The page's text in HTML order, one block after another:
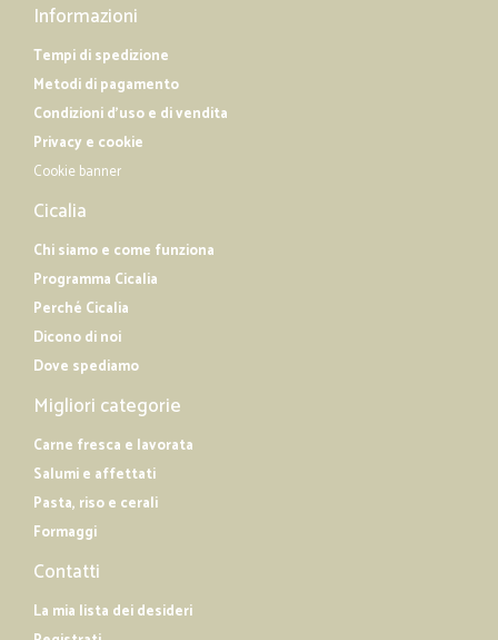
Informazioni
Tempi di spedizione
Metodi di pagamento
Condizioni d'uso e di vendita
Privacy e cookie
Cookie banner
Cicalia
Chi siamo e come funziona
Programma Cicalia
Perché Cicalia
Dicono di noi
Dove spediamo
Migliori categorie
Carne fresca e lavorata
Salumi e affettati
Pasta, riso e cerali
Formaggi
Contatti
La mia lista dei desideri